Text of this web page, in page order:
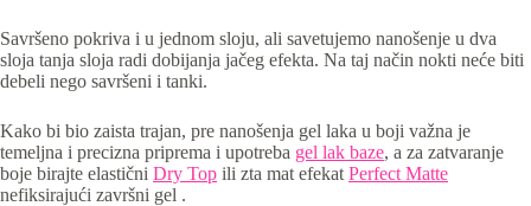
Savršeno pokriva i u jednom sloju, ali savetujemo nanošenje u dva
sloja tanja sloja radi dobijanja jačeg efekta. Na taj način nokti neće biti
debeli nego savršeni i tanki.
Kako bi bio zaista trajan, pre nanošenja gel laka u boji važna je
temeljna i precizna priprema i upotreba gel lak baze, a za zatvaranje
boje birajte elastični Dry Top ili zta mat efekat Perfect Matte
nefiksirajući završni gel .